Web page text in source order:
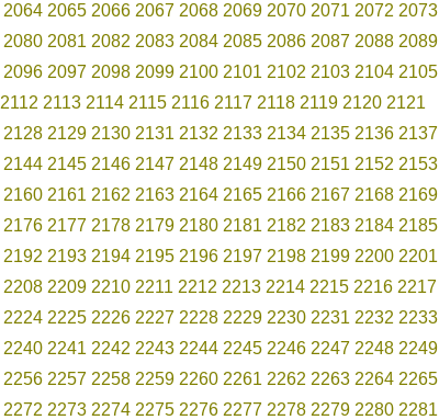
2064 2065 2066 2067 2068 2069 2070 2071 2072 2073
2080 2081 2082 2083 2084 2085 2086 2087 2088 2089
2096 2097 2098 2099 2100 2101 2102 2103 2104 2105
2112 2113 2114 2115 2116 2117 2118 2119 2120 2121
2128 2129 2130 2131 2132 2133 2134 2135 2136 2137
2144 2145 2146 2147 2148 2149 2150 2151 2152 2153
2160 2161 2162 2163 2164 2165 2166 2167 2168 2169
2176 2177 2178 2179 2180 2181 2182 2183 2184 2185
2192 2193 2194 2195 2196 2197 2198 2199 2200 2201
2208 2209 2210 2211 2212 2213 2214 2215 2216 2217
2224 2225 2226 2227 2228 2229 2230 2231 2232 2233
2240 2241 2242 2243 2244 2245 2246 2247 2248 2249
2256 2257 2258 2259 2260 2261 2262 2263 2264 2265
2272 2273 2274 2275 2276 2277 2278 2279 2280 2281